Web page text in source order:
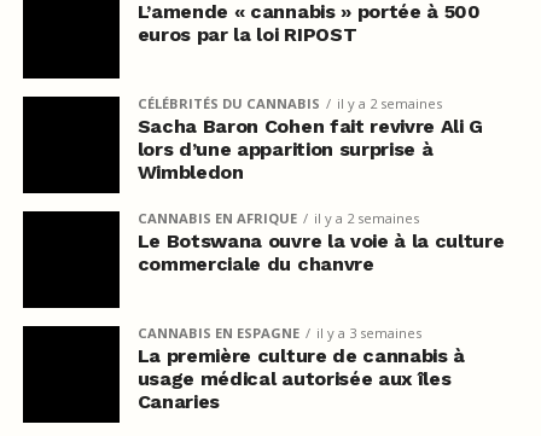
L’amende « cannabis » portée à 500
euros par la loi RIPOST
CÉLÉBRITÉS DU CANNABIS il y a 2 semaines
Sacha Baron Cohen fait revivre Ali G
lors d’une apparition surprise à
Wimbledon
CANNABIS EN AFRIQUE il y a 2 semaines
Le Botswana ouvre la voie à la culture
commerciale du chanvre
CANNABIS EN ESPAGNE il y a 3 semaines
La première culture de cannabis à
usage médical autorisée aux îles
Canaries